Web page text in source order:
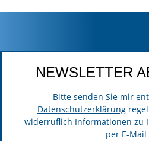
NEWSLETTER
Bitte senden Sie mir
Datenschutzerklärung
widerruflich Informationen zu
per E-Mail